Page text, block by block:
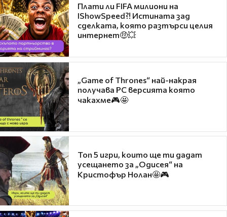
Плати ли FIFA милиони на
IShowSpeed?! Истината зад
сделката, която разтърси целия
интернет🤑💥
„Game of Thrones“ най-накрая
получава PC версията която
чакахме🎮🤩
Топ 5 игри, които ще ти дадат
усещането за „Одисея“ на
Кристофър Нолан🤩🎮